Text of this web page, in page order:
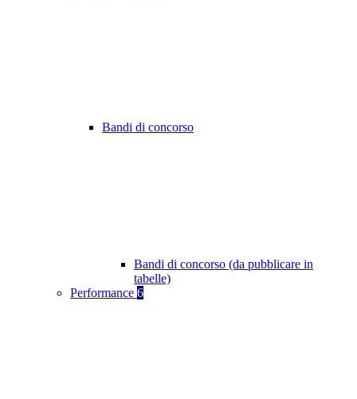
Bandi di concorso
Bandi di concorso (da pubblicare in
tabelle)
Performance 6